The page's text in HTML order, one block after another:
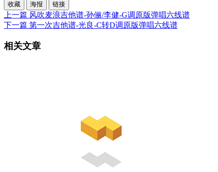
收藏
海报 链接
上一篇 风吹麦浪吉他谱-孙俪/李健-G调原版弹唱六线谱
下一篇 第一次吉他谱-光良-C转D调原版弹唱六线谱
相关文章